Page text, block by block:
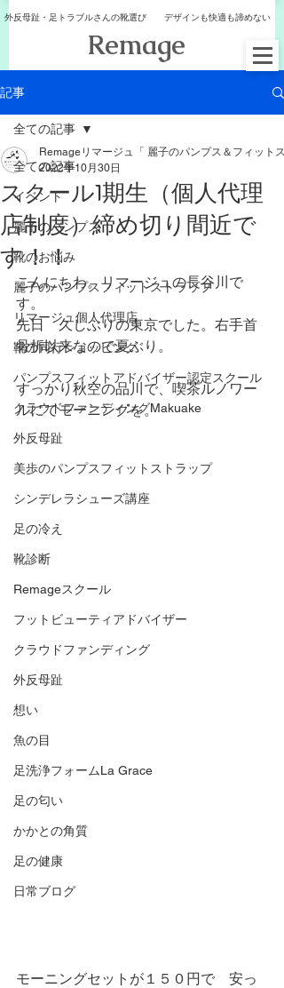
外反母趾・足トラブルさんの靴選び デザインも快適も諦めない
​Remage
記事
全ての記事
イベント
麗子のパンプス
靴のお悩み
麗子のパンプスフィットストラップ
リマージュ個人代理店
靴の同行ショッピング
パンプスフィットアドバイザー認定スクール
クラウドファンディングMakuake
外反母趾
美歩のパンプスフィットストラップ
シンデレラシューズ講座
足の冷え
靴診断
Remageスクール
フットビューティアドバイザー
クラウドファンディング
外反母趾
想い
魚の目
足洗浄フォームLa Grace
足の匂い
かかとの角質
足の健康
日常ブログ
全ての記事
スクール1期生（個人代理
店制度）締め切り間近で
す！！
Remageリマージュ「 麗子のパンプス＆フィットス
2022年10月30日
こんにちわ。リマージュの長谷川で
す。
先日　久しぶりの東京でした。右手首
骨折以来なので夏ぶり。
すっかり秋空の品川で、喫茶ルノワー
ルにてモーニングを。
モーニングセットが１５０円で　安っ